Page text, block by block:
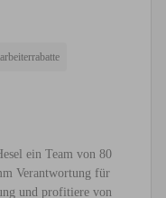
ein Team von 80
Verantwortung für
und profitiere von